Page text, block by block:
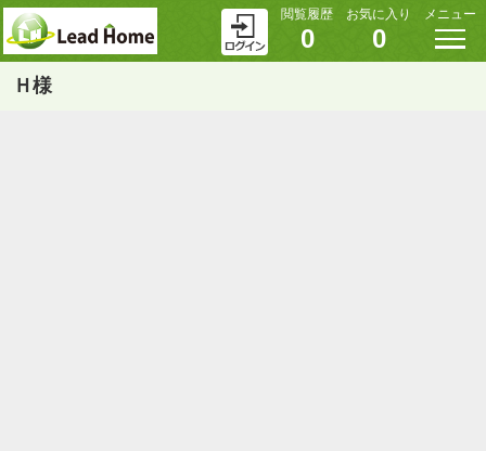
閲覧履歴
0
お気に入り
0
メニュー
Ｈ様